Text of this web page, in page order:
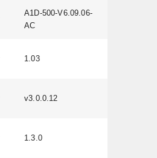
A1D-500-V6.09.06-
AC
1.03
v3.0.0.12
1.3.0